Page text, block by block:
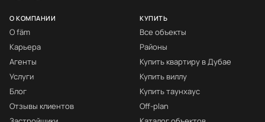
О КОМПАНИИ
О fäm
Карьера
Агенты
Услуги
Блог
Отзывы клиентов
КУПИТЬ
Все объекты
Районы
Купить квартиру в Дубае
Купить виллу
Купить таунхаус
Off-plan